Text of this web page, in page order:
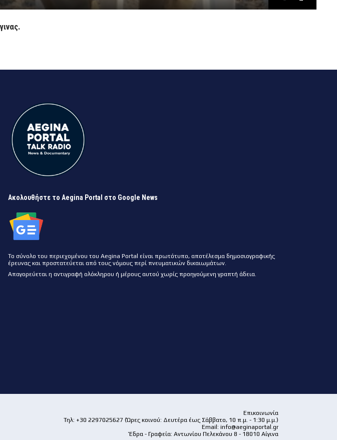
Ακολουθήστε το Aegina Portal στο Google News
Το σύνολο του περιεχομένου του Aegina Portal είναι πρωτότυπο, αποτέλεσμα δημοσιογραφικής
έρευνας και προστατεύεται από τους νόμους περί πνευματικών δικαιωμάτων.
Απαγορεύεται η αντιγραφή ολόκληρου ή μέρους αυτού χωρίς προηγούμενη γραπτή άδεια.
Επικοινωνία
Τηλ: +30 2297025627 (Ώρες κοινού: Δευτέρα έως Σάββατο, 10 π.μ. - 1:30 μ.μ.)
Email: info@aeginaportal.gr
Έδρα - Γραφεία: Αντωνίου Πελεκάνου 8 - 18010 Αίγινα